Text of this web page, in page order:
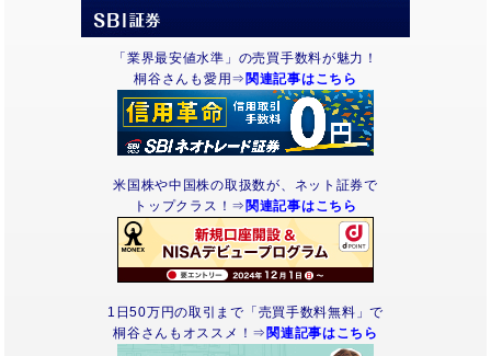
「業界最安値水準」の売買手数料が魅力！
桐谷さんも愛用⇒ 関連記事はこちら
米国株や中国株の取扱数が、ネット証券で
トップクラス！⇒ 関連記事はこちら
1日50万円の取引まで「売買手数料無料」で
桐谷さんもオススメ！⇒ 関連記事はこちら